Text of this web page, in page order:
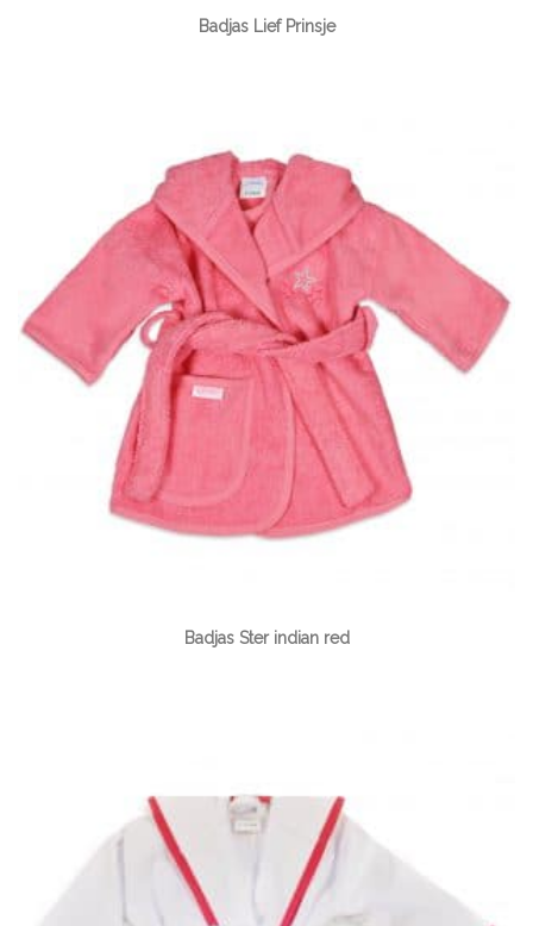
Badjas Lief Prinsje
Badjas Ster indian red